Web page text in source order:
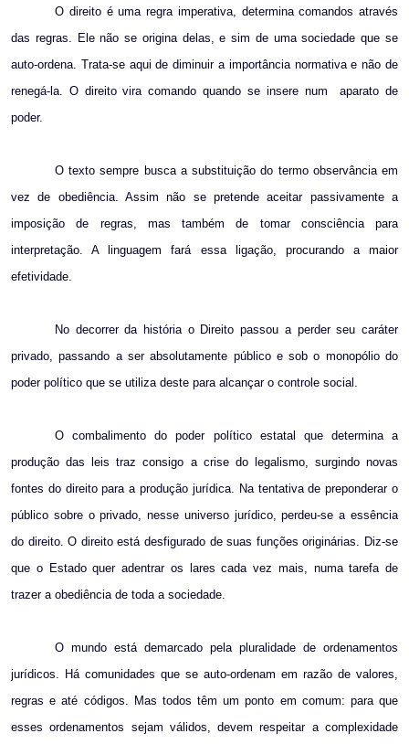
O direito é uma regra imperativa, determina comandos através
das regras. Ele não se origina delas, e sim de uma sociedade que se
auto-ordena. Trata-se aqui de diminuir a importância normativa e não de
renegá-la. O direito vira comando quando se insere num
aparato de
poder.
O texto sempre busca a substituição do termo observância em
vez de obediência. Assim não se pretende aceitar passivamente a
imposição de regras, mas também de tomar consciência para
interpretação. A linguagem fará essa ligação, procurando a maior
efetividade.
No decorrer da história o Direito passou a perder seu caráter
privado, passando a ser absolutamente público e sob o monopólio do
poder político que se utiliza deste para alcançar o controle social.
O combalimento do poder político estatal que determina a
produção das leis traz consigo a crise do legalismo, surgindo novas
fontes do direito para a produção jurídica. Na tentativa de preponderar o
público sobre o privado, nesse universo jurídico, perdeu-se a essência
do direito. O direito está desfigurado de suas funções originárias. Diz-se
que o Estado quer adentrar os lares cada vez mais, numa tarefa de
trazer a obediência de toda a sociedade.
O mundo está demarcado pela pluralidade de ordenamentos
jurídicos. Há comunidades que se auto-ordenam em razão de valores,
regras e até códigos. Mas todos têm um ponto em comum: para que
esses ordenamentos sejam válidos, devem respeitar a complexidade